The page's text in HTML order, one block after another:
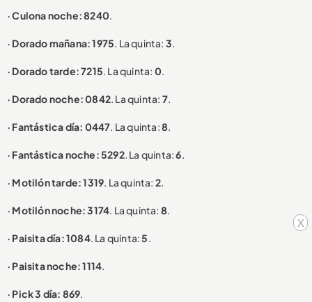
x
· Culona noche: 8240.
· Dorado mañana: 1975. La quinta: 3.
· Dorado tarde: 7215. La quinta: 0.
· Dorado noche: 0842. La quinta: 7.
· Fantástica día: 0447. La quinta:8.
· Fantástica noche: 5292. La quinta:6.
· Motilón tarde: 1319. La quinta: 2.
· Motilón noche: 3174. La quinta: 8.
· Paisita día: 1084. La quinta:5.
· Paisita noche: 1114.
· Pick 3 día: 869.